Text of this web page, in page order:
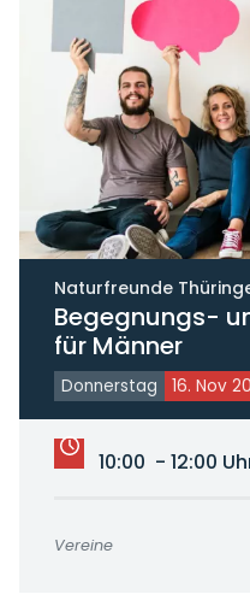
Naturfreunde
Begegnungs-
für Männer
Donnerstag 16. Nov
10:00 - 12:00
Vereine